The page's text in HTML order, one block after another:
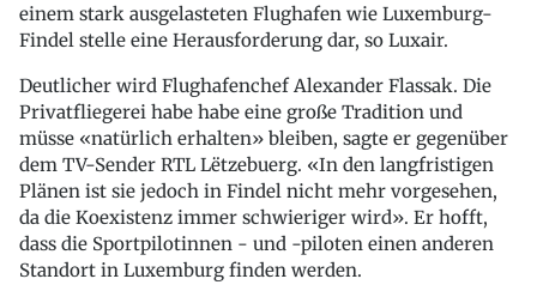
einem stark ausgelasteten Flughafen wie Luxemburg-
Findel stelle eine Herausforderung dar, so Luxair.
Deutlicher wird Flughafenchef Alexander Flassak. Die
Privatfliegerei habe habe eine große Tradition und
müsse «natürlich erhalten» bleiben, sagte er gegenüber
dem TV-Sender RTL Lëtzebuerg. «In den langfristigen
Plänen ist sie jedoch in Findel nicht mehr vorgesehen,
da die Koexistenz immer schwieriger wird». Er hofft,
dass die Sportpilotinnen - und -piloten einen anderen
Standort in Luxemburg finden werden.